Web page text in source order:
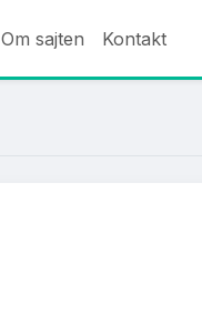
Om sajten Kontakt